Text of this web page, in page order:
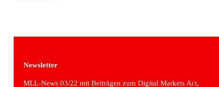
Newsletter
MLL-News 03/22 mit Beiträgen zum Digital Markets Act,